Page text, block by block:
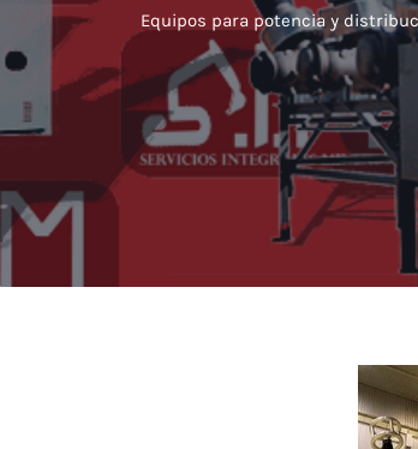
Equipos para potencia y